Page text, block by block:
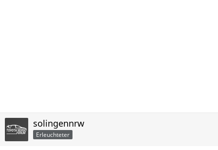
solingennrw
Erleuchteter